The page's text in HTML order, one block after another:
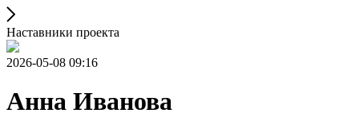
Наставники проекта
2026-05-08 09:16
Анна Иванова